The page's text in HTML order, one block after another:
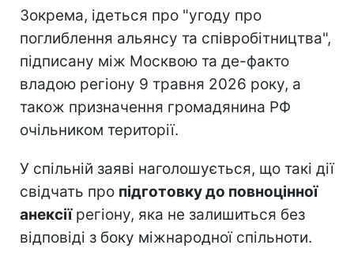
Зокрема, ідеться про "угоду про
поглиблення альянсу та співробітництва",
підписану між Москвою та де-факто
владою регіону 9 травня 2026 року, а
також призначення громадянина РФ
очільником території.
У спільній заяві наголошується, що такі дії
свідчать про підготовку до повноцінної
анексіїрегіону, яка не залишиться без
відповіді з боку міжнародної спільноти.